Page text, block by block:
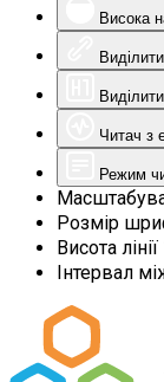
Висока
Читач з
Режим
Розмір
Висота лінії
Інтервал